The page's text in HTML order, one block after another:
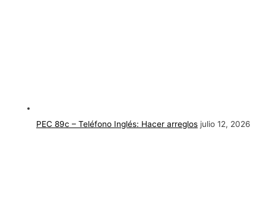
PEC 89c – Teléfono Inglés: Hacer arreglos julio 12, 2026